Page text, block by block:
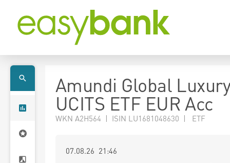
Amundi Global
UCITS ETF EUR Acc
WKN A2H564 | ISIN LU1681048630 | ETF
07.08.26 21:46